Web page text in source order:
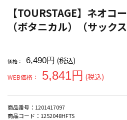
【TOURSTAGE】ネオコ
（ボタニカル）（サックス
価格： 6,490円 (税込)
WEB価格： 5,841円 (税込)
商品番号： 1201417097
商品コード： 1252048HFTS